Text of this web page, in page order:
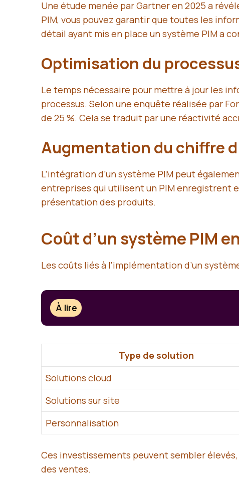
Une étude menée par Gartner en 2025 a
PIM, vous pouvez garantir que toutes les
détail ayant mis en place un système PIM a
Optimisation du
Le temps nécessaire pour mettre à jour les
processus. Selon une enquête réalisée par
de 25 %. Cela se traduit par une réactivité
Augmentation du chiffre
L’intégration d’un système PIM peut
entreprises qui utilisent un PIM enregistrent
présentation des produits.
Coût d’un système PIM
Les coûts liés à l’implémentation d’un
À lire
Type de solution
Solutions cloud
Solutions sur site
Personnalisation
Ces investissements peuvent sembler
des ventes.